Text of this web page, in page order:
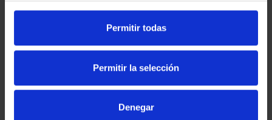
Permitir todas
Permitir la selección
Denegar
CIUDADES PATRIMONIO
73,00 €